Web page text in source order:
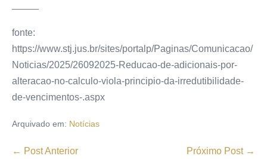
fonte:
https://www.stj.jus.br/sites/portalp/Paginas/Comunicacao/
Noticias/2025/26092025-Reducao-de-adicionais-por-
alteracao-no-calculo-viola-principio-da-irredutibilidade-
de-vencimentos-.aspx
Arquivado em: Notícias
← Post Anterior Próximo Post →